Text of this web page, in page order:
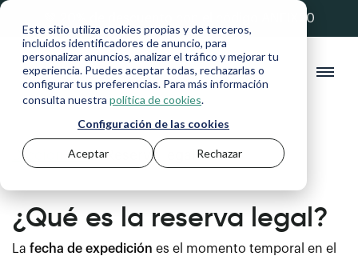
Este sitio utiliza cookies propias y de terceros,
incluidos identificadores de anuncio, para
personalizar anuncios, analizar el tráfico y mejorar tu
experiencia. Puedes aceptar todas, rechazarlas o
configurar tus preferencias. Para más información
consulta nuestra política de cookies.
Configuración de las cookies
Aceptar Rechazar
💚 20% de descuento con el código ANFIX20
Diccionario>Reserva legal
¿Qué es la reserva legal?
La fecha de expedición es el momento temporal en el